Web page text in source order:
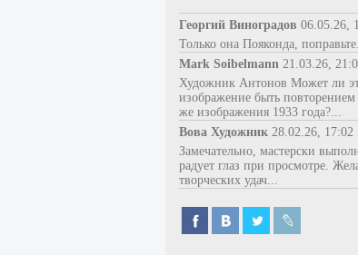
Георгий Виноградов 06.05.26,
Только она Пояконда, поправьте.
Mark Soibelmann 21.03.26,
Художник Антонов Может ли
изображение быть повторением
же изображения 1933 года?...
Вова Художник 28.02.26, 17:02
Замечательно, мастерски
радует глаз при просмотре.
творческих удач...